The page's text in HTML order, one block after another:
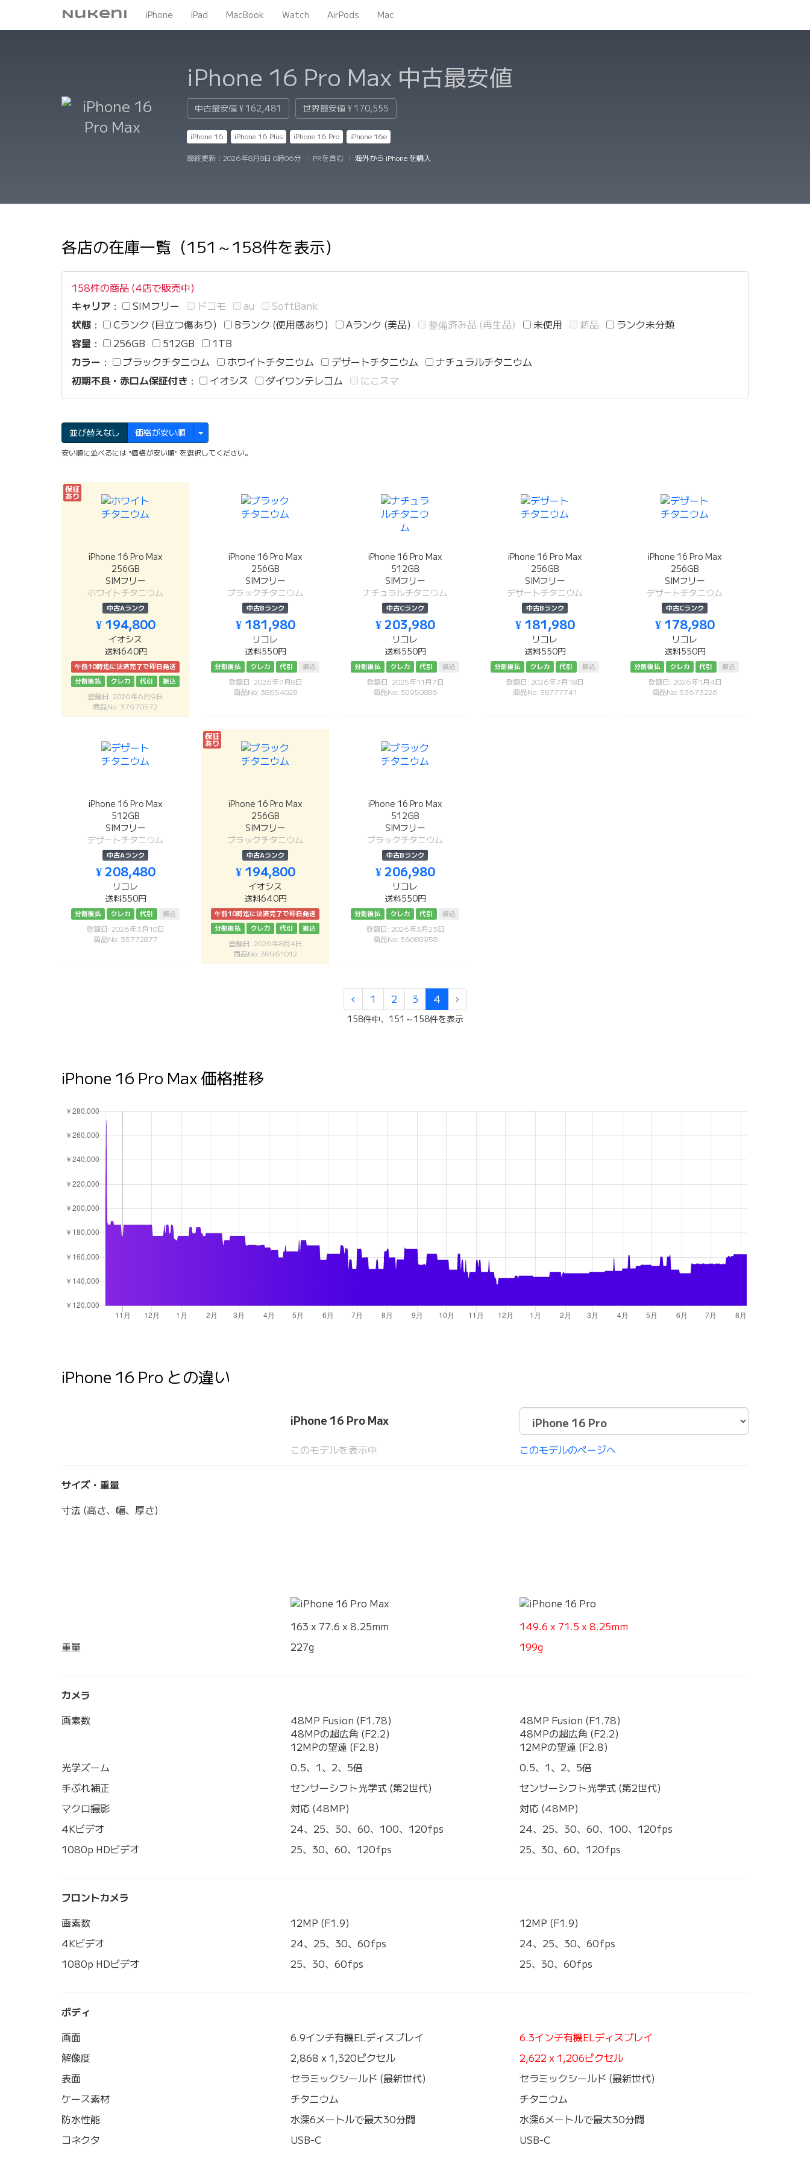
Nukeni iPhone iPad MacBook Watch AirPods Mac
iPhone 16 Pro Max 中古最安値
中古最安値 ¥ 162,481 世界最安値 ¥ 170,555
iPhone 16 iPhone 16 Plus iPhone 16 Pro iPhone 16e
最終更新： 2026年8月8日 0時06分 PRを含む 海外から iPhone を購入
各店の在庫一覧（151～158件を表示）
158件の商品 (4店で販売中)
キャリア ： SIMフリー ドコモ au
SoftBank
状態 ： Cランク (目立つ傷あり) Bランク (使用感あり) Aランク (美品) 整備済み品 (再生品) 未使用 新品
ランク未分類
容量 ： 256GB 512GB
1TB
カラー ： ブラックチタニウム ホワイトチタニウム デザートチタニウム
ナチュラルチタニウム
初期不良・赤ロム保証付き ： イオシス ダイワンテレコム にこスマ
並び替えなし 価格が安い順
安い順に並べるには "価格が安い順" を選択してください。
保証
あり
iPhone 16 Pro Max
256GB
SIMフリー
ホワイトチタニウム
中古Aランク
¥ 194,800
イオシス
送料640円
午前10時迄に決済完了で即日発送
分割後払
クレカ 代引 振込
登録日: 2026年6月9日
商品No: 37970572
iPhone 16 Pro Max
256GB
SIMフリー
ブラックチタニウム
中古Bランク
¥ 181,980
リコレ
送料550円
分割後払 クレカ 代引 振込
登録日: 2026年7月8日
商品No: 38654028
iPhone 16 Pro Max
512GB
SIMフリー
ナチュラルチタニウム
中古Cランク
¥ 203,980
リコレ
送料550円
分割後払 クレカ 代引 振込
登録日: 2025年11月7日
商品No: 30950886
iPhone 16 Pro Max
256GB
SIMフリー
デザートチタニウム
中古Bランク
¥ 181,980
リコレ
送料550円
分割後払 クレカ 代引 振込
登録日: 2026年7月18日
商品No: 38777741
iPhone 16 Pro Max
256GB
SIMフリー
デザートチタニウム
中古Cランク
¥ 178,980
リコレ
送料550円
分割後払 クレカ 代引 振込
登録日: 2026年1月4日
商品No: 33673226
iPhone 16 Pro Max
512GB
SIMフリー
デザートチタニウム
中古Aランク
¥ 208,480
リコレ
送料550円
分割後払 クレカ 代引 振込
登録日: 2026年3月10日
商品No: 35772877
保証
あり
iPhone 16 Pro Max
256GB
SIMフリー
ブラックチタニウム
中古Aランク
¥ 194,800
イオシス
送料640円
午前10時迄に決済完了で即日発送
分割後払
クレカ 代引 振込
登録日: 2026年8月4日
商品No: 38961012
iPhone 16 Pro Max
512GB
SIMフリー
ブラックチタニウム
中古Bランク
¥ 206,980
リコレ
送料550円
分割後払 クレカ 代引 振込
登録日: 2026年3月23日
商品No: 36080958
1 2 3 4
158件中、151～158件を表示
iPhone 16 Pro Max 価格推移
iPhone 16 Pro との違い
iPhone 16 Pro Max
このモデルを表示中 このモデルのページへ
サイズ・重量
寸法 (高さ、幅、厚さ)
163 x 77.6 x 8.25mm
149.6 x 71.5 x 8.25mm
重量
227g 199g
カメラ
画素数
48MP Fusion (F1.78)
48MPの超広角 (F2.2)
12MPの望遠 (F2.8)
48MP Fusion (F1.78)
48MPの超広角 (F2.2)
12MPの望遠 (F2.8)
光学ズーム
0.5、1、2、5倍
0.5、1、2、5倍
手ぶれ補正
センサーシフト光学式 (第2世代)
センサーシフト光学式 (第2世代)
マクロ撮影
対応 (48MP)
対応 (48MP)
4Kビデオ
24、25、30、60、100、120fps
24、25、30、60、100、120fps
1080p HDビデオ
25、30、60、120fps 25、30、60、120fps
フロントカメラ
画素数 12MP (F1.9)
12MP (F1.9)
4Kビデオ
24、25、30、60fps
24、25、30、60fps
1080p HDビデオ
25、30、60fps 25、30、60fps
ボディ
画面 6.9インチ有機ELディスプレイ
6.3インチ有機ELディスプレイ
解像度
2,868 x 1,320ピクセル
2,622 x 1,206ピクセル
表面
セラミックシールド (最新世代)
セラミックシールド (最新世代)
ケース素材
チタニウム
チタニウム
防水性能
水深6メートルで最大30分間
水深6メートルで最大30分間
コネクタ
USB-C USB-C